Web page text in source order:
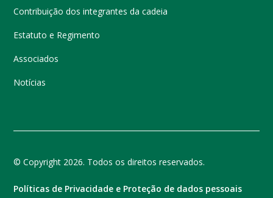
Contribuição dos integrantes da cadeia
Estatuto e Regimento
Associados
Notícias
© Copyright 2026. Todos os direitos reservados.
Políticas de Privacidade e Proteção de dados pessoais